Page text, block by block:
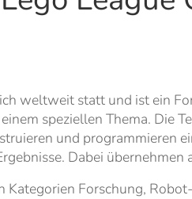
weltweit statt und ist ein
speziellen Thema. Die
und programmieren
Dabei
Kategorien Forschung,